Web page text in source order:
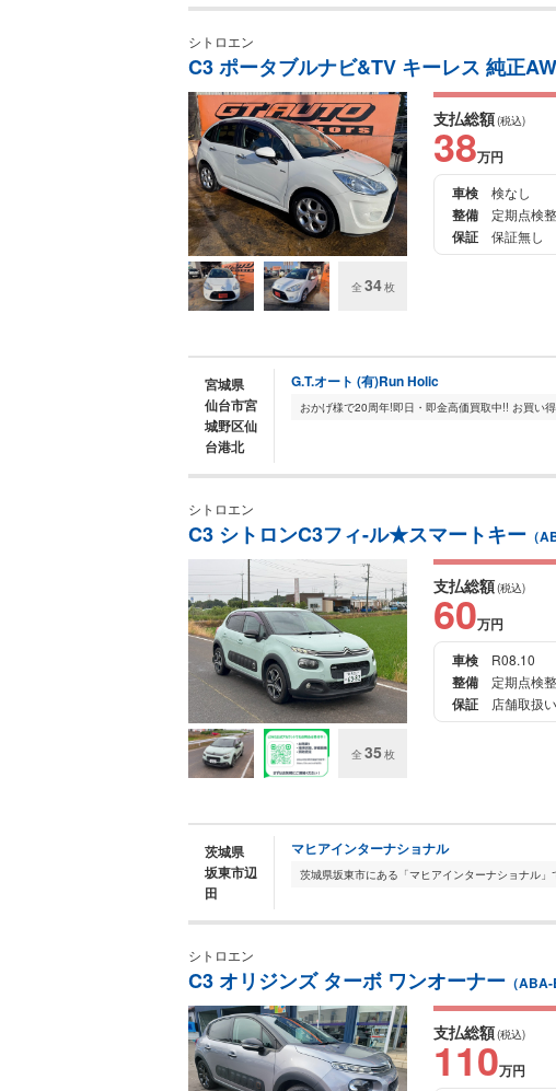
シトロエン
C3 ポータブルナビ&TV キーレス 純正AW
全 34枚
支払総額(税込)
38万円
車検
検なし
整備 定期点検
保証 保証無し
宮城県
仙台市宮
城野区仙
台港北
G.T.オート (有)Run Holic
シトロエン
C3 シトロンC3フィ-ル★スマートキー （
全 35枚
支払総額(税込)
60万円
車検
R08.10
整備 定期点検
保証 店舗取扱
茨城県
坂東市辺
田
マヒアインターナショナル
シトロエン
C3 オリジンズ ターボ ワンオーナー （
支払総額(税込)
110万円